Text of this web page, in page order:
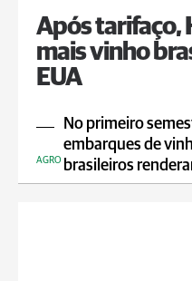
Após tarifaço,
mais vinho
EUA
No primeiro
embarques de
brasileiros
AGRO